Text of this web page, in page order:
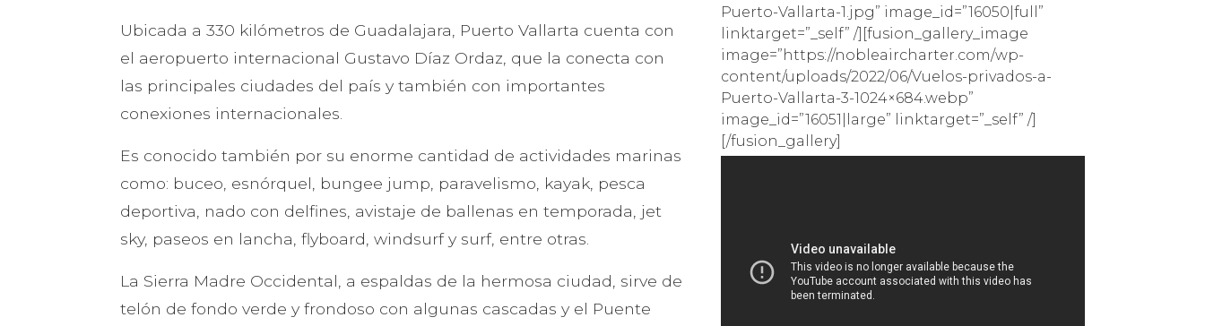
Ubicada a 330 kilómetros de Guadalajara, Puerto Vallarta cuenta con
el aeropuerto internacional Gustavo Díaz Ordaz, que la conecta con
las principales ciudades del país y también con importantes
conexiones internacionales.
Es conocido también por su enorme cantidad de actividades marinas
como: buceo, esnórquel, bungee jump, paravelismo, kayak, pesca
deportiva, nado con delfines, avistaje de ballenas en temporada, jet
sky, paseos en lancha, flyboard, windsurf y surf, entre otras.
La Sierra Madre Occidental, a espaldas de la hermosa ciudad, sirve de
telón de fondo verde y frondoso con algunas cascadas y el Puente
Puerto-Vallarta-1.jpg” image_id=”16050|full”
linktarget=”_self” /][fusion_gallery_image
image=”https://nobleaircharter.com/wp-
content/uploads/2022/06/Vuelos-privados-a-
Puerto-Vallarta-3-1024×684.webp”
image_id=”16051|large” linktarget=”_self” /]
[/fusion_gallery]